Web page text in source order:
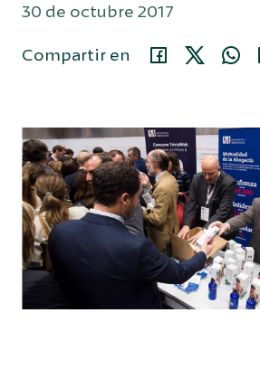
Área privada
914 35 24 86
Español
30 de octubre 2017
Compartir en